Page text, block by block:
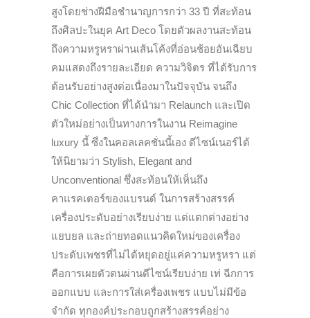
สูงโดยช่างฝีมือชำนาญการกว่า 33 ปี ที่สะท้อน
ถึงศิลปะในยุค Art Deco โดยตัวผลงานสะท้อน
ถึงความหรูหราผ่านเส้นโค้งที่อ่อนช้อยอันเฉียบ
คมแสดงถึงรายละเอียด ความวิจิตร ที่ได้รับการ
ต้อนรับอย่างสูงต่อเนื่องมาในปัจจุบัน จนถึง
Chic Collection ที่ได้นำมา Relaunch และเปิด
ตัวใหม่อย่างเป็นทางการในงาน Reimagine
luxury นี้ ซึ่งในคอลเลคชั่นนี้เอง ดีไซน์เนอร์ได้
ให้นิยามว่า Stylish, Elegant and
Unconventional ซึ่งสะท้อนให้เห็นถึง
คาแรคเตอร์ของแบรนด์ ในการสร้างสรรค์
เครื่องประดับอย่างเรียบง่าย แต่แตกต่างอย่าง
แยบยล และถ่ายทอดแนวคิดใหม่ของเครื่อง
ประดับเพชรที่ไม่ได้หยุดอยู่แค่ความหรูหรา แต่
คือการเผยตัวตนผ่านดีไซน์เรียบง่าย เท่ ฉีกการ
ออกแบบ และการใส่เครื่องเพชร แบบไม่มีข้อ
จำกัด ทุกองค์ประกอบถูกสร้างสรรค์อย่าง